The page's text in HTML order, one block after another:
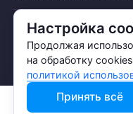
Настройка
Продолжая
на обработку
политикой
Принять всё
© АО «ИНТЕЛИОН
Политика обработки
Политика
Политика